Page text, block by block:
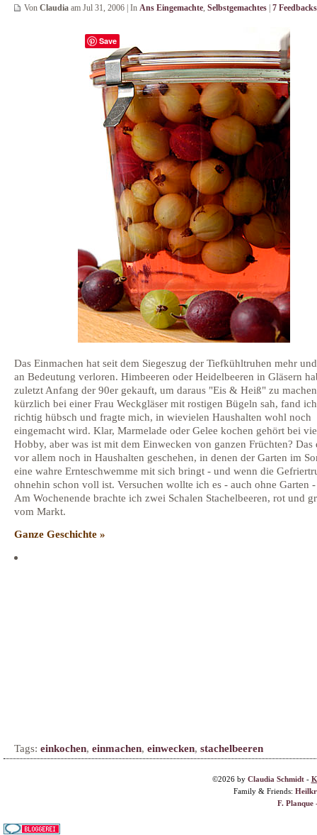
Von Claudia am Jul 31, 2006 | In Ans Eingemachte, Selbstgemachtes 7
Das Einmachen hat seit dem Siegeszug der Tiefkühltruhen mehr
an Bedeutung verloren. Himbeeren oder Heidelbeeren in Gläsern
zuletzt Anfang der 90er gekauft, um daraus "Eis & Heiß" zu
kürzlich bei einer Frau Weckgläser mit rostigen Bügeln sah, fand
richtig hübsch und fragte mich, in wievielen Haushalten wohl noch
eingemacht wird. Klar, Marmelade oder Gelee kochen gehört bei
Hobby, aber was ist mit dem Einwecken von ganzen Früchten? Das
vor allem noch in Haushalten geschehen, in denen der Garten im
eine wahre Ernteschwemme mit sich bringt - und wenn die
ohnehin schon voll ist. Versuchen wollte ich es - auch ohne Garten
Am Wochenende brachte ich zwei Schalen Stachelbeeren, rot und
vom Markt.
Ganze Geschichte »
Tags: einkochen, einmachen, einwecken, stachelbeeren
©2026 by Claudia Schmidt-
Family & Friends:
F. Planque
Save